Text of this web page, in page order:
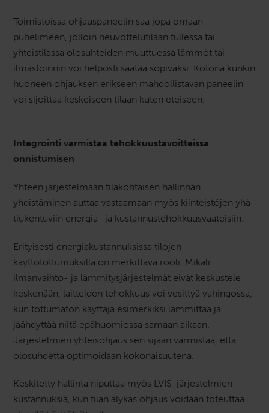
Toimistoissa ohjauspaneelin saa jopa omaan
puhelimeen, jolloin neuvottelutilaan tullessa tai
yhteistilassa olosuhteiden muuttuessa lämmöt tai
ilmastoinnin voi helposti säätää sopivaksi. Kotona kunkin
huoneen ohjauksen erikseen mahdollistavan paneelin
voi sijoittaa keskeiseen tilaan kuten eteiseen.
Integrointi varmistaa tehokkuustavoitteissa
onnistumisen
Yhteen järjestelmään tilakohtaisen hallinnan
yhdistäminen auttaa vastaamaan myös kiinteistöjen yhä
tiukentuviin energia- ja kustannustehokkuusvaateisiin.
Erityisesti energiakustannuksissa tilojen
käyttötottumuksilla on merkittävä rooli. Mikäli
ilmanvaihto- ja lämmitysjärjestelmät eivät keskustele
keskenään, laitteiden tehokkuus voi vesittyä vahingossa,
kun tottumaton käyttäjä esimerkiksi lämmittää ja
jäähdyttää niitä epähuomiossa samaan aikaan.
Järjestelmien yhteisohjaus sen sijaan varmistaa, että
olosuhdetta optimoidaan kokonaisuutena.
Keskitetty hallinta niputtaa myös LVIS-järjestelmien
kustannuksia, kun tilan älykäs ohjaus voidaan toteuttaa